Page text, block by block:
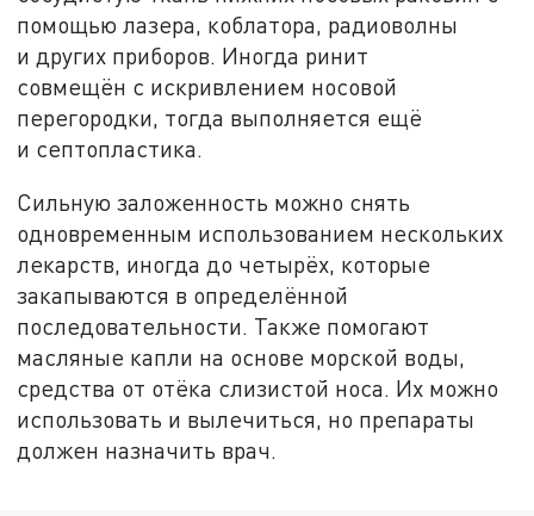
помощью лазера, коблатора, радиоволны
и других приборов. Иногда ринит
совмещён с искривлением носовой
перегородки, тогда выполняется ещё
и септопластика.
Сильную заложенность можно снять
одновременным использованием нескольких
лекарств, иногда до четырёх, которые
закапываются в определённой
последовательности. Также помогают
масляные капли на основе морской воды,
средства от отёка слизистой носа. Их можно
использовать и вылечиться, но препараты
должен назначить врач.